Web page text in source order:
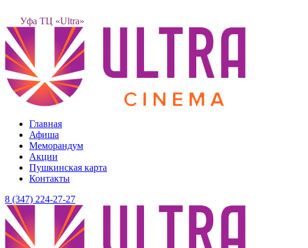
Уфа ТЦ «Ultra»
Главная
Афиша
Меморандум
Акции
Пушкинская карта
Контакты
8 (347) 224-27-27